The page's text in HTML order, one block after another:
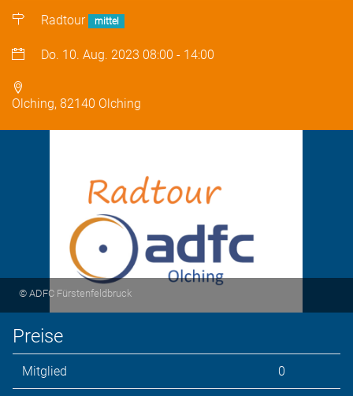
Radtour mittel
Do. 10. Aug. 2023 08:00 - 14:00
Olching, 82140 Olching
© ADFC Fürstenfeldbruck
Preise
Mitglied 0